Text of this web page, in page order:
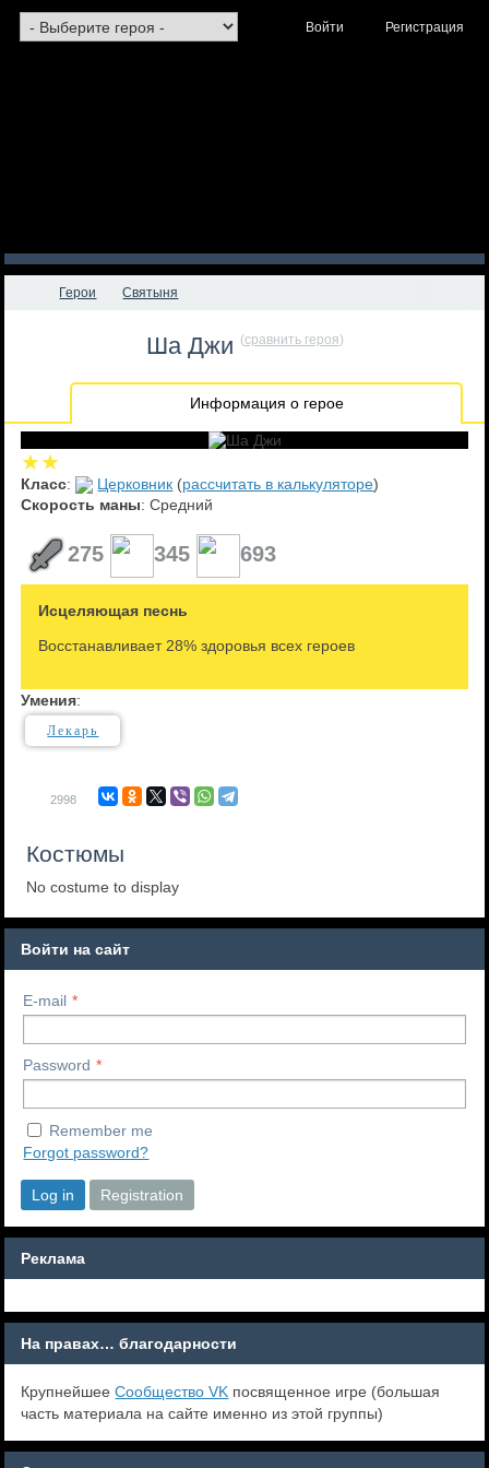
Войти Регистрация
Герои Святыня
Ша Джи (сравнить героя)
Информация о герое
★★
Класс: Церковник (рассчитать в калькуляторе)
Скорость маны: Средний
275 345 693
Исцеляющая песнь
Восстанавливает 28% здоровья всех героев
Умения:
Лекарь
2998
Костюмы
No costume to display
Войти на сайт
E-mail
Password
Remember me
Forgot password?
Log in Registration
Реклама
На правах… благодарности
КрупнейшееСообщество VK посвященное игре (большая
часть материала на сайте именно из этой группы)